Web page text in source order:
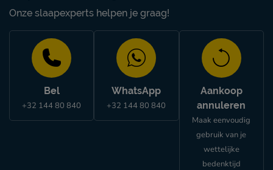
Onze slaapexperts helpen je graag!
Bel
+32 144 80 840
WhatsApp
+32 144 80 840
Aankoop
annuleren
Maak eenvoudig
gebruik van je
wettelijke
bedenktijd